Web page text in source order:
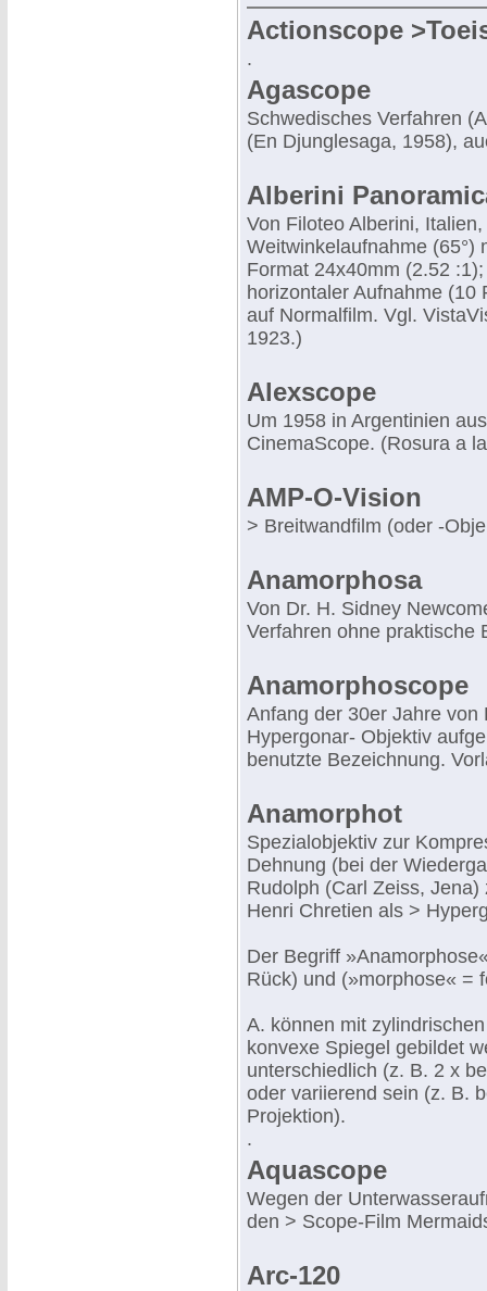
Actionscope
.
Agascope
Schwedisches Verfahren
(En Djunglesaga, 1958),
Alberini
Von Filoteo Alberini,
Weitwinkelaufnahme (65°)
Format 24x40mm (2.52
horizontaler Aufnahme
auf Normalfilm. Vgl.
1923.)
Alexscope
Um 1958 in Argentinien
CinemaScope. (Rosura a
AMP-O-Vision
> Breitwandfilm (oder -
Anamorphosa
Von Dr. H. Sidney
Verfahren ohne praktische
Anamorphoscope
Anfang der 30er Jahre
Hypergonar- Objektiv
benutzte Bezeichnung.
Anamorphot
Spezialobjektiv zur
Dehnung (bei der
Rudolph (Carl Zeiss,
Henri Chretien als >
Der Begriff
Rück) und (»morphose« =
A. können mit
konvexe Spiegel gebildet
unterschiedlich (z. B. 2 x
oder variierend sein (z. B.
Projektion).
.
Aquascope
Wegen der
den > Scope-Film
Arc-120